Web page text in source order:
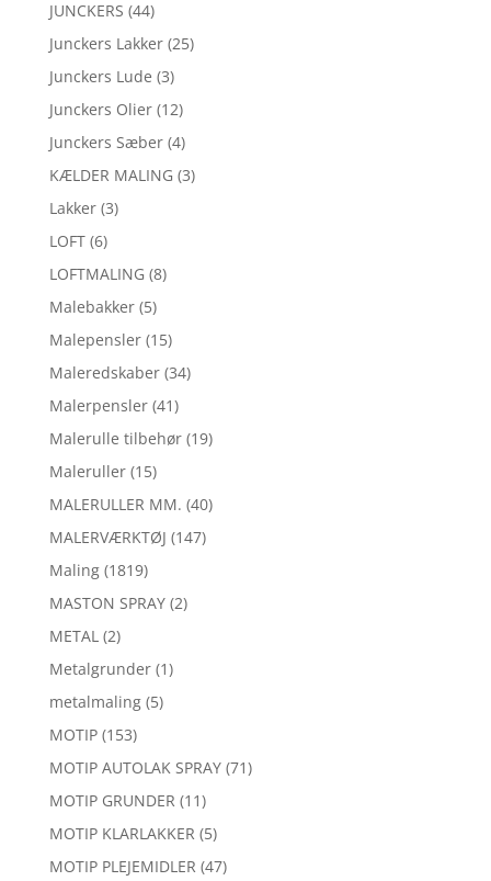
JUNCKERS (44)
Junckers Lakker (25)
Junckers Lude (3)
Junckers Olier (12)
Junckers Sæber (4)
KÆLDER MALING (3)
Lakker (3)
LOFT (6)
LOFTMALING (8)
Malebakker (5)
Malepensler (15)
Maleredskaber (34)
Malerpensler (41)
Malerulle tilbehør (19)
Maleruller (15)
MALERULLER MM. (40)
MALERVÆRKTØJ (147)
Maling (1819)
MASTON SPRAY (2)
METAL (2)
Metalgrunder (1)
metalmaling (5)
MOTIP (153)
MOTIP AUTOLAK SPRAY (71)
MOTIP GRUNDER (11)
MOTIP KLARLAKKER (5)
MOTIP PLEJEMIDLER (47)